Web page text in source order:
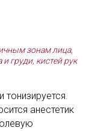
зонам лица,
груди, кистей рук
анестетик